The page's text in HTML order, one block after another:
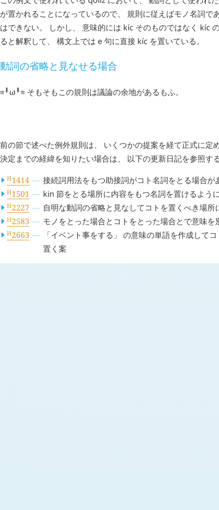
が置かれることになっているので、 規則に従えばモノ名詞で
はできない。 しかし、 意味的には kíc そのものではなく kíc
ると解釈して、 構文上では e句に直接 kíc を置いている。
動詞の省略と見なせる場合
≡╹ω╹≡ そもそもこの規則は議論の余地があるもふ。
前の節で述べた例外規則は、 いくつかの提案を経て正式に定
決定までの経緯を知りたい場合は、 以下の更新日記を参照す
H1414 接続詞用法をもつ助接詞がコト名詞をとる場合が
H1501 kin 節をとる場所に内容をもつ名詞を置けるよう
H2227 自明な動詞の省略と見なしてコトを置くべき場所
H2583 モノをとった場合とコトをとった場合とで意味を
H2663
「イベント事をする」 の意味の単語を作成して
置く案